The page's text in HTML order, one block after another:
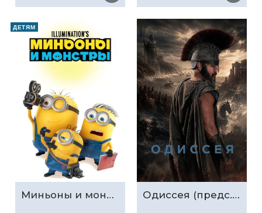
ДЕТЯМ
Миньоны и монстры (предс.обсл. & Три добрых дела) Одиссея (предс.обсл. & Три добрых дела)